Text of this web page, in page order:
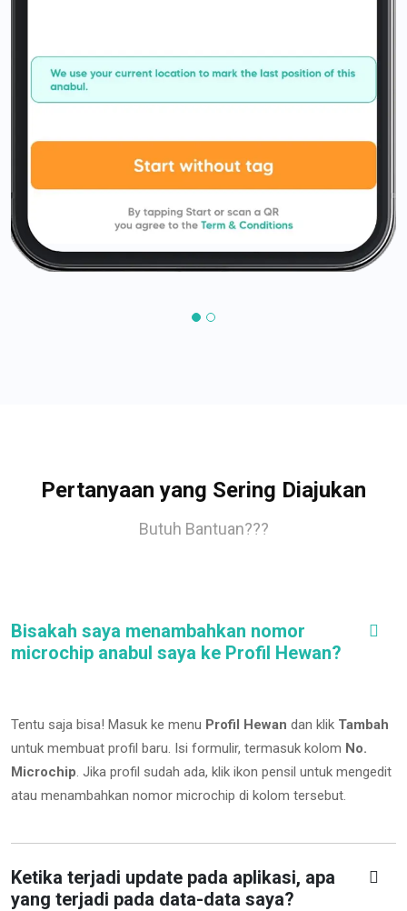
Pertanyaan yang Sering Diajukan
Butuh Bantuan???
Bisakah saya menambahkan nomor
microchip anabul saya ke Profil Hewan?
Tentu saja bisa! Masuk ke menu Profil Hewan dan klik Tambah
untuk membuat profil baru. Isi formulir, termasuk kolom No.
Microchip. Jika profil sudah ada, klik ikon pensil untuk mengedit
atau menambahkan nomor microchip di kolom tersebut.
Ketika terjadi update pada aplikasi, apa
yang terjadi pada data-data saya?